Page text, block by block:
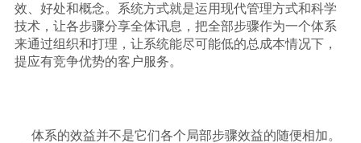
效、好处和概念。系统方式就是运用现代管理方式和科学
技术，让各步骤分享全体讯息，把全部步骤作为一个体系
来通过组织和打理，让系统能尽可能低的总成本情况下，
提应有竞争优势的客户服务。
体系的效益并不是它们各个局部步骤效益的随便相加。